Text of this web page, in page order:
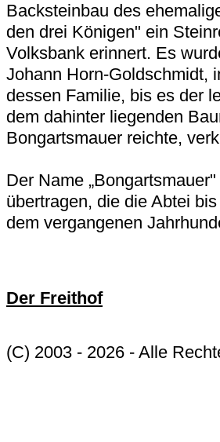
Backsteinbau des
den drei Königen" ein
Volksbank erinnert. Es
Johann Horn-Goldschmidt,
dessen Familie, bis es der
dem dahinter liegenden
Bongartsmauer reichte,
Der Name
übertragen, die die Abtei
dem vergangenen
Der Freithof
(C) 2003 - 2026 - Alle